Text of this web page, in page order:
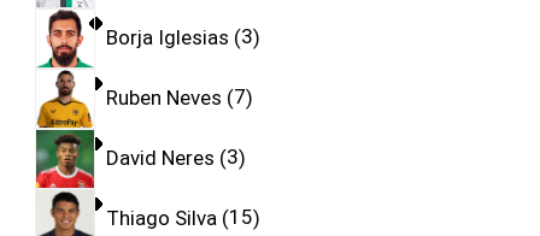
Borja Iglesias 3
Ruben Neves 7
David Neres 3
Thiago Silva 15